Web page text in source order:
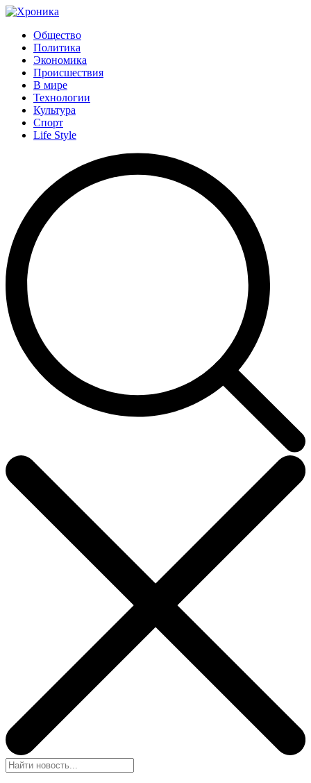
Общество
Политика
Экономика
Происшествия
В мире
Технологии
Культура
Спорт
Life Style